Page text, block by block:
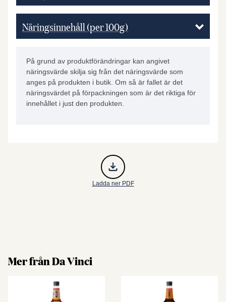
Näringsinnehåll (per 100g)
På grund av produktförändringar kan angivet
näringsvärde skilja sig från det näringsvärde som
anges på produkten i butik. Om så är fallet är det
näringsvärdet på förpackningen som är det riktiga för
innehållet i just den produkten.
Ladda ner PDF
Mer från Da Vinci